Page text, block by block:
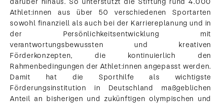
Athlet:innen aus über 50 verschiedenen Sportarten
sowohl finanziell als auch bei der Karriereplanung und in
der Persönlichkeitsentwicklung mit
verantwortungsbewussten und kreativen
Förderkonzepten, die kontinuierlich den
Rahmenbedingungen der Athlet:innen angepasst werden.
Damit hat die Sporthilfe als wichtigste
Förderungsinstitution in Deutschland maßgeblichen
Anteil an bisherigen und zukünftigen olympischen und